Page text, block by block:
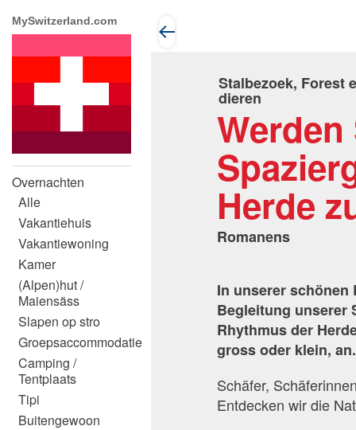
MySwitzerland.com
Overnachten
Alle
Vakantiehuis
Vakantiewoning
Kamer
(Alpen)hut /
Maiensäss
Slapen op stro
Groepsaccommodatie
Camping /
Tentplaats
Tipi
Buitengewoon
Stalbezoek, Forest
dieren
Herde
Romanens
In unserer schönen
Begleitung unserer
Rhythmus der
gross oder klein, an.
Schäfer,
Entdecken wir die